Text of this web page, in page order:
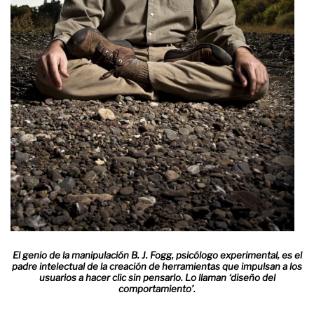
El genio de la manipulación B. J. Fogg, psicólogo experimental, es el
padre intelectual de la creación de herramientas que impulsan a los
usuarios a hacer clic sin pensarlo. Lo llaman ‘diseño del
comportamiento’.